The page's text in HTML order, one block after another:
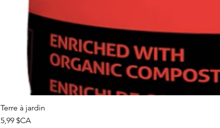
Terre à jardin
Prix
5,99 $CA